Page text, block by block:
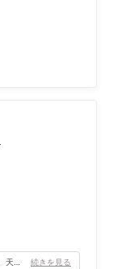
チャペル同様、白を基調とした披露宴会場です。 明るく、天井も高く開放感溢れる披露宴会場でした。 続きを見る